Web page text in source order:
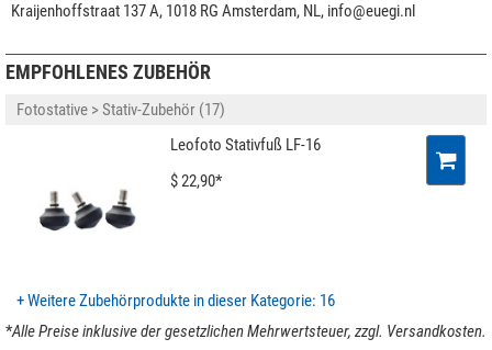
Mittelsäule
ja
Stativkopf im Lieferumfang
Schnellkupplungsplatte
ja
Transporttasche im Lieferumfang
Videoneiger
Farbe
schwarz
Kraijenhoffstraat 137 A, 1018 RG Amsterdam, NL, info@euegi.nl
EMPFOHLENES ZUBEHÖR
Fotostative > Stativ-Zubehör (17)
Leofoto Stativfuß LF-16
$ 22,90*
+ Weitere Zubehörprodukte in dieser Kategorie: 16
*Alle Preise inklusive der gesetzlichen Mehrwertsteuer, zzgl. Versandkosten.